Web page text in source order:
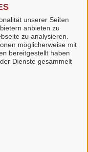
unserer Seiten
anbieten zu
zu analysieren.
möglicherweise mit
bereitgestellt haben
Dienste gesammelt